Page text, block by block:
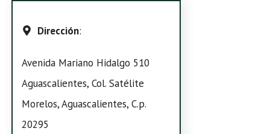
Dirección:
Avenida Mariano Hidalgo 510
Aguascalientes, Col. Satélite
Morelos, Aguascalientes, C.p.
20295